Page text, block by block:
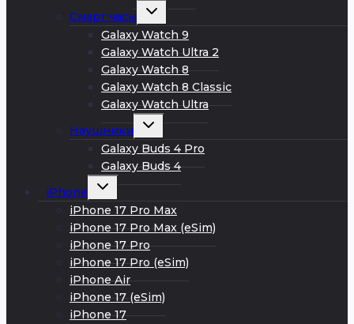
Смарт часы
Развернуть
меню
Galaxy Watch 9
Galaxy Watch Ultra 2
Galaxy Watch 8
Galaxy Watch 8 Classic
Galaxy Watch Ultra
Наушники
Развернуть
меню
Galaxy Buds 4 Pro
Galaxy Buds 4
iPhone
Развернуть
меню
iPhone 17 Pro Max
iPhone 17 Pro Max (eSim)
iPhone 17 Pro
iPhone 17 Pro (eSim)
iPhone Air
iPhone 17 (eSim)
iPhone 17